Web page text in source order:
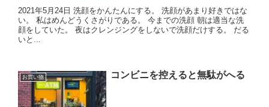
2021年5月24日 洗顔をかんたんにする。 洗顔があまり好きではな
い。 私はめんどうくさがりである。 今までの洗顔 朝は適当な洗
顔をしていた。 夜はクレンジングをしないで洗顔だけする。 だる
いと...
お買い物 コンビニを控えると無駄がへる